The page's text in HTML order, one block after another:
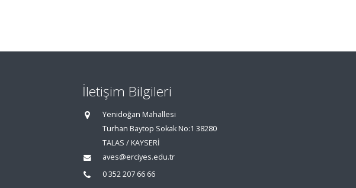
İletişim Bilgileri
Yenidoğan Mahallesi
Turhan Baytop Sokak No:1 38280
TALAS / KAYSERİ
aves@erciyes.edu.tr
0 352 207 66 66